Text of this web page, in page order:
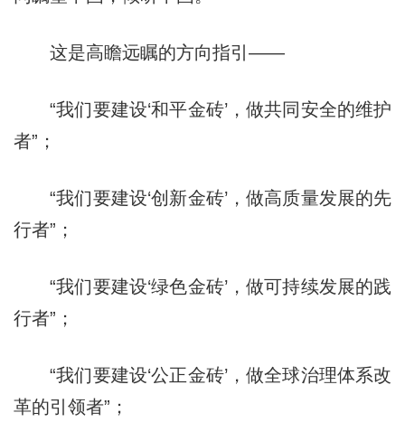
这是高瞻远瞩的方向指引——
“我们要建设‘和平金砖’，做共同安全的维护
者”；
“我们要建设‘创新金砖’，做高质量发展的先
行者”；
“我们要建设‘绿色金砖’，做可持续发展的践
行者”；
“我们要建设‘公正金砖’，做全球治理体系改
革的引领者”；